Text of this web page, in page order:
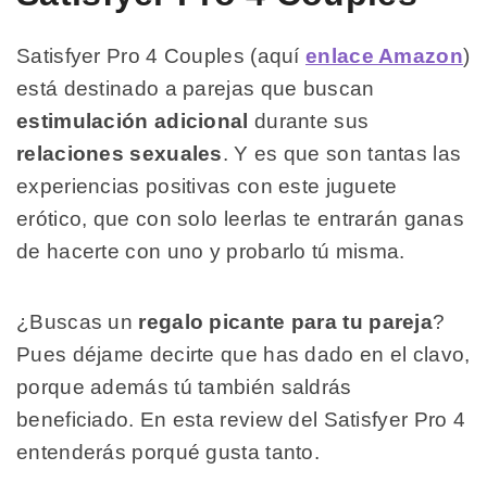
Satisfyer Pro 4 Couples (aquí enlace Amazon)
está destinado a parejas que buscan
estimulación adicional durante sus
relaciones sexuales. Y es que son tantas las
experiencias positivas con este juguete
erótico, que con solo leerlas te entrarán ganas
de hacerte con uno y probarlo tú misma.
¿Buscas un regalo picante para tu pareja?
Pues déjame decirte que has dado en el clavo,
porque además tú también saldrás
beneficiado. En esta review del Satisfyer Pro 4
entenderás porqué gusta tanto.